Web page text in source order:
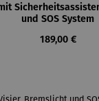
und SOS System
Regulärer
189,00 €